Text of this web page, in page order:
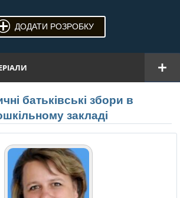
ДОДАТИ РОЗРОБКУ
батьківські збори в
закладі